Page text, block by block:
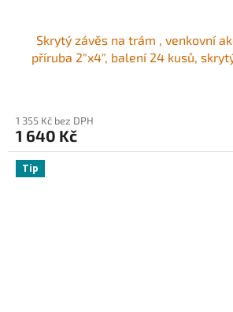
Skrytý závěs na trám , venkovní
příruba 2"x4", balení 24 kusů,
závěs na trám, vnitřní 40x91
1 355 Kč bez DPH
1 640 Kč
Tip